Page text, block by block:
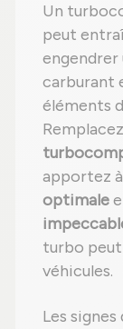
Un
peut
engendrer
carburant
éléments
apportez
optimale
turbo
véhicules.
Les